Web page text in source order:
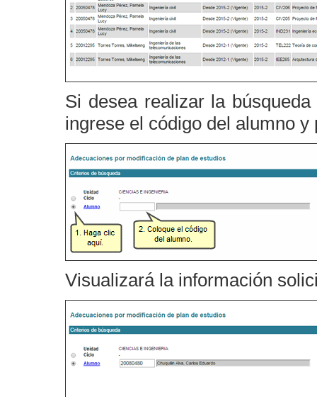
Si desea realizar la
ingrese el código del alumno
Visualizará la información